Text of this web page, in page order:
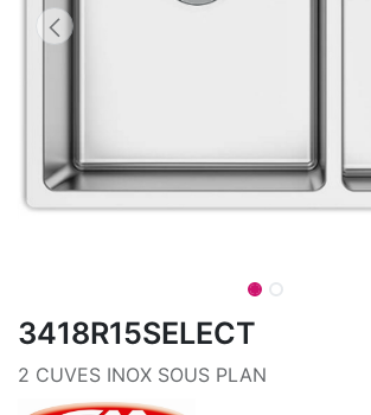
3418R15SELECT
2 CUVES INOX SOUS PLAN